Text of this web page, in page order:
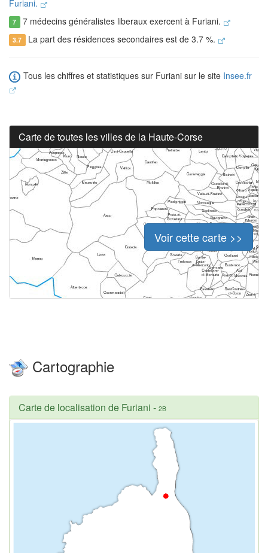
Furiani.
7 7 médecins généralistes liberaux exercent à Furiani.
3.7 La part des résidences secondaires est de 3.7 %.
Tous les chiffres et statistiques sur Furiani sur le site Insee.fr
Carte de toutes les villes de la Haute-Corse
Voir cette carte >>
Cartographie
Carte de localisation de Furiani - 2B